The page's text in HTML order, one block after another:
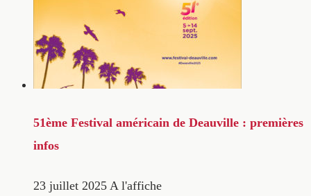
51ème Festival américain de Deauville : premières
infos
23 juillet 2025 A l'affiche